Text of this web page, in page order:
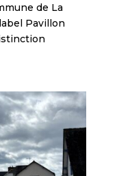
de La
Pavillon